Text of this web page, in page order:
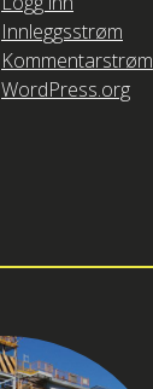
Innleggsstrøm
Kommentarstrøm
WordPress.org